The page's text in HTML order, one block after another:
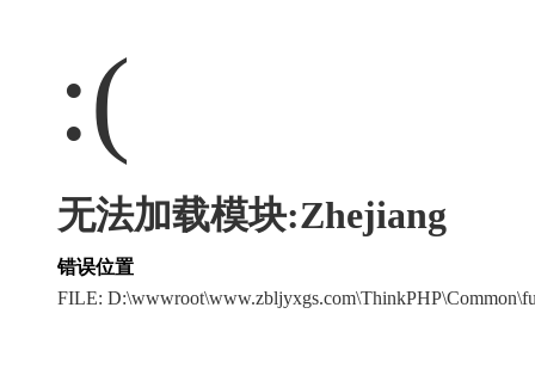
:(
无法加载模块:Zhejiang
错误位置
FILE: